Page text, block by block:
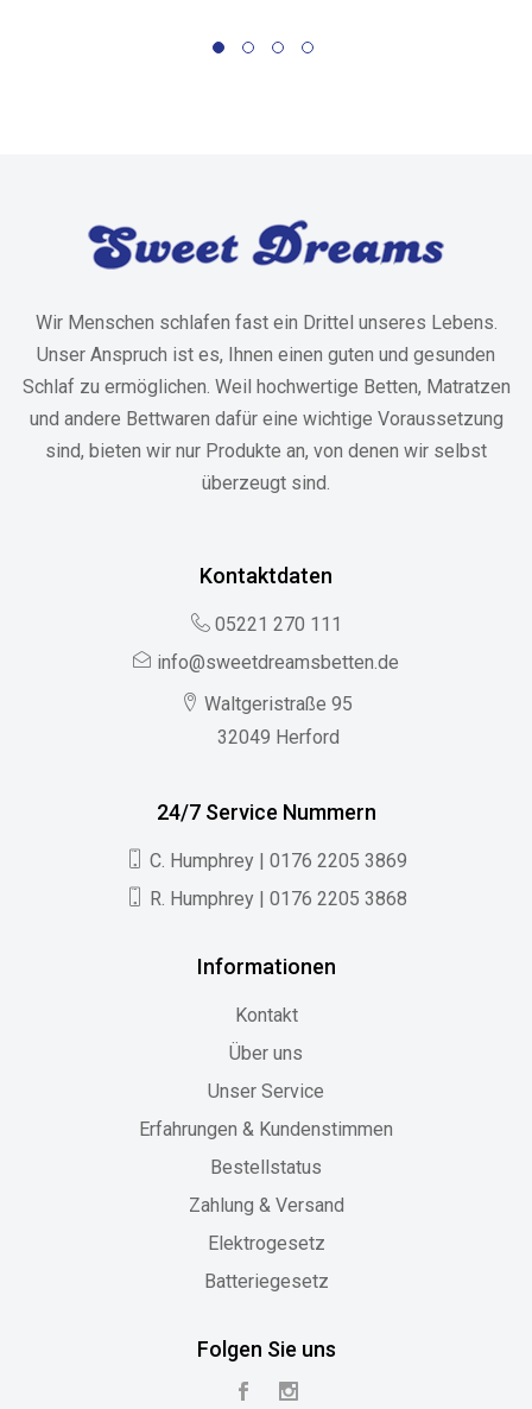
Wir Menschen schlafen fast ein Drittel unseres Lebens.
Unser Anspruch ist es, Ihnen einen guten und gesunden
Schlaf zu ermöglichen. Weil hochwertige Betten, Matratzen
und andere Bettwaren dafür eine wichtige Voraussetzung
sind, bieten wir nur Produkte an, von denen wir selbst
überzeugt sind.
Kontaktdaten
05221 270 111
info@sweetdreamsbetten.de
Waltgeristraße 95
32049 Herford
24/7 Service Nummern
C. Humphrey | 0176 2205 3869
R. Humphrey | 0176 2205 3868
Informationen
Kontakt
Über uns
Unser Service
Erfahrungen & Kundenstimmen
Bestellstatus
Zahlung & Versand
Elektrogesetz
Batteriegesetz
Folgen Sie uns